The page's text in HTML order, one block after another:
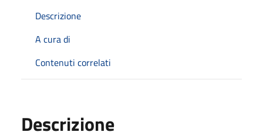
Descrizione
A cura di
Contenuti correlati
Descrizione